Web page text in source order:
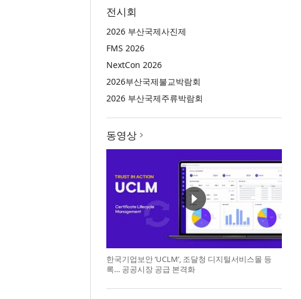
전시회
2026 부산국제사진제
FMS 2026
NextCon 2026
2026부산국제불교박람회
2026 부산국제주류박람회
동영상
한국기업보안 ‘UCLM’, 조달청 디지털서비스몰 등
록… 공공시장 공급 본격화